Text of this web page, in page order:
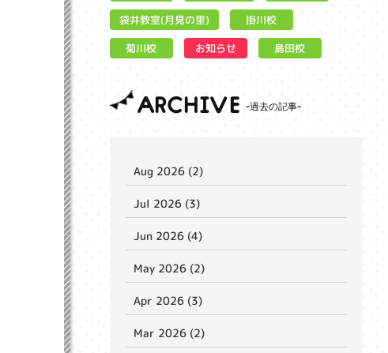
袋井教室(月見の里)
掛川校
菊川校
お知らせ 島田校
ARCHIVE
Aug 2026 (2)
Jul 2026 (3)
Jun 2026 (4)
May 2026 (2)
Apr 2026 (3)
Mar 2026 (2)